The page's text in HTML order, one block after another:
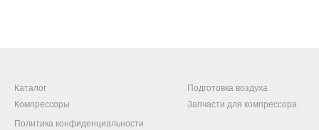
Каталог
Компрессоры
Подготовка воздуха
Запчасти для компрессора
Политика конфиденциальности